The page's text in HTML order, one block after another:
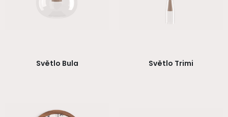
Světlo Bula Světlo Trimi